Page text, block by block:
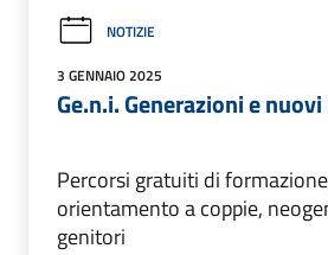
NOTIZIE
3 GENNAIO 2025
Ge.n.i. Generazioni e
Percorsi gratuiti di
orientamento a coppie,
genitori